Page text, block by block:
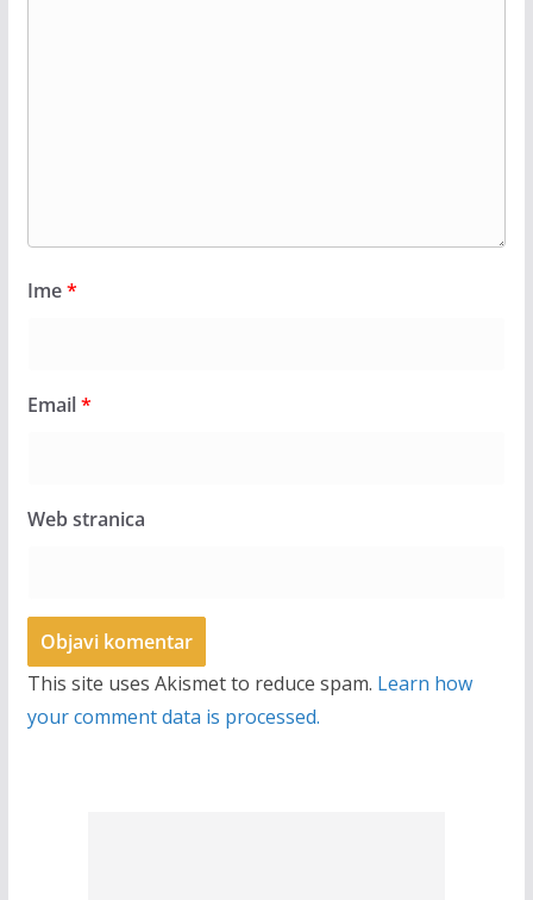
Ime*
Email*
Web stranica
This site uses Akismet to reduce spam. Learn how
your comment data is processed.